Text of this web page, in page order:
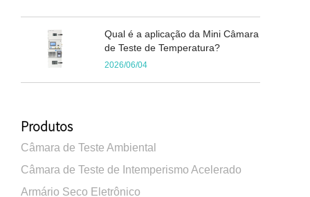
Qual é a aplicação da Mini Câmara
de Teste de Temperatura?
2026/06/04
Produtos
Câmara de Teste Ambiental
Câmara de Teste de Intemperismo Acelerado
Armário Seco Eletrônico